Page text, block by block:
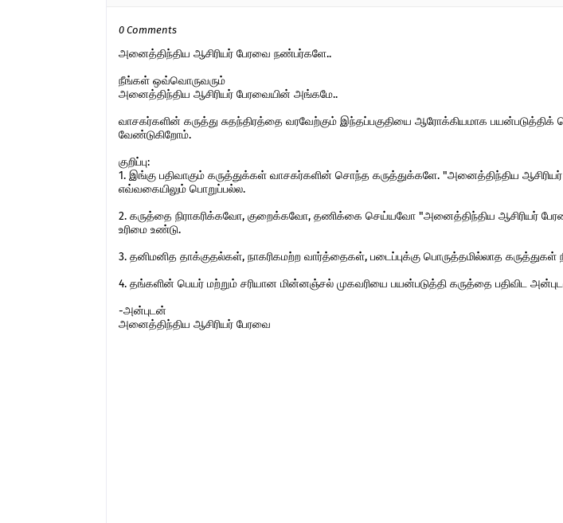
0 Comments
அனைத்திந்திய ஆசிரியர் பேரவை நண்பர்களே..
நீங்கள் ஒவ்வொருவரும்
அனைத்திந்திய ஆசிரியர் பேரவையின் அங்கமே..
வாசகர்களின் கருத்து சுதந்திரத்தை வரவேற்கும் இந்தப்பகுதியை ஆரோக்கியமாக
வேண்டுகிறோம்.
குறிப்பு:
1. இங்கு பதிவாகும் கருத்துக்கள் வாசகர்களின் சொந்த கருத்துக்களே. "அனைத்திந்திய
எவ்வகையிலும் பொறுப்பல்ல.
2. கருத்தை நிராகரிக்கவோ, குறைக்கவோ, தணிக்கை செய்யவோ "அனைத்திந்திய ஆசிரியர் பேரவை
உரிமை உண்டு.
3. தனிமனித தாக்குதல்கள், நாகரிகமற்ற வார்த்தைகள், படைப்புக்கு பொருத்தமில்லாத கருத்துகள்
4. தங்களின் பெயர் மற்றும் சரியான மின்னஞ்சல் முகவரியை பயன்படுத்தி கருத்தை பதிவிட
-அன்புடன்
அனைத்திந்திய ஆசிரியர் பேரவை